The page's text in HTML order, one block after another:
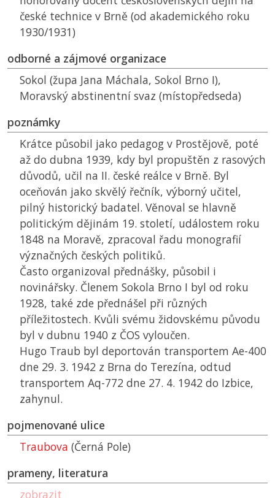
české technice v Brně (od akademického roku
1930/1931)
odborné a zájmové organizace
Sokol (župa Jana Máchala, Sokol Brno I),
Moravský abstinentní svaz (místopředseda)
poznámky
Krátce působil jako pedagog v Prostějově, poté
až do dubna 1939, kdy byl propuštěn z rasových
důvodů, učil na II. české reálce v Brně. Byl
oceňován jako skvělý řečník, výborný učitel,
pilný historický badatel. Věnoval se hlavně
politickým dějinám 19. století, událostem roku
1848 na Moravě, zpracoval řadu monografií
význačných českých politiků.
Často organizoval přednášky, působil i
novinářsky. Členem Sokola Brno I byl od roku
1928, také zde přednášel při různých
příležitostech. Kvůli svému židovskému původu
byl v dubnu 1940 z ČOS vyloučen.
Hugo Traub byl deportován transportem Ae-400
dne 29. 3. 1942 z Brna do Terezína, odtud
transportem Aq-772 dne 27. 4. 1942 do Izbice,
zahynul.
pojmenované ulice
Traubova (Černá Pole)
prameny, literatura
zobrazit